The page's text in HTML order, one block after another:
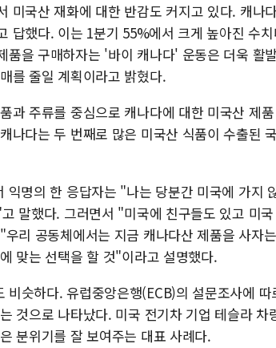
미국산 재화에 대한 반감도 커지고 있다. 캐나
답했다. 이는 1분기 55%에서 크게 높아진 수
품을 구매하자는 '바이 캐나다' 운동은 더욱 활
를 줄일 계획이라고 밝혔다.
과 주류를 중심으로 캐나다에 대한 미국산 제
나다는 두 번째로 많은 미국산 식품이 수출된
익명의 한 응답자는 "나는 당분간 미국에 가지
말했다. 그러면서 "미국에 친구들도 있고 미
리 공동체에서는 지금 캐나다산 제품을 사자
맞는 선택을 할 것"이라고 설명했다.
비슷하다. 유럽중앙은행(ECB)의 설문조사에
것으로 나타났다. 미국 전기차 기업 테슬라
분위기를 잘 보여주는 대표 사례다.